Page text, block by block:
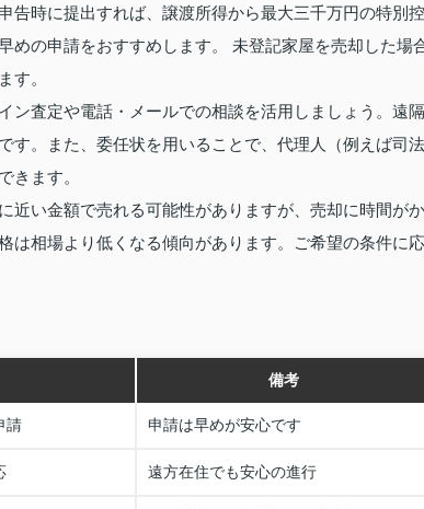
告時に提出すれば、譲渡所得から最大三千万円の特別控
めの申請をおすすめします。 未登記家屋を売却した場
す。
ン査定や電話・メールでの相談を活用しましょう。遠隔
す。また、委任状を用いることで、代理人（例えば司法
きます。
近い金額で売れる可能性がありますが、売却に時間がか
は相場より低くなる傾向があります。ご希望の条件に応
備考
請 申請は早めが安心です
遠方在住でも安心の進行